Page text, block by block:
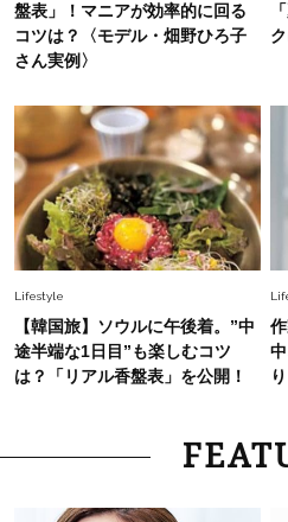
盤表」！マニアが効率的に回る
コツは？〈モデル・畑野ひろ子
さん実例〉
Lifestyle
【韓国旅】ソウルに午後着。”中
途半端な1日目”も楽しむコツ
は？「リアル香盤表」を公開！